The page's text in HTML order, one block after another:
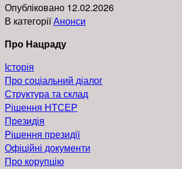
Опубліковано 12.02.2026
В категоріїАнонси
Про Нацраду
Історія
Про соціальний діалог
Структура та склад
Рішення НТСЕР
Президія
Pішення президії
Офіційні документи
Про корупцію